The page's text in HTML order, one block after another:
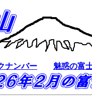
ナンバー 魅惑の富